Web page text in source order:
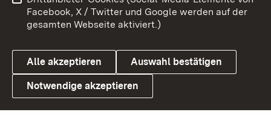
Link zum Landesportal
Benutzungshinweise
Barrierefreiheit
Datenschutz
Cookies
Facebook, X / Twitter und Google werden auf der
gesamten Webseite aktiviert.)
Alle akzeptieren Auswahl bestätigen
Notwendige akzeptieren